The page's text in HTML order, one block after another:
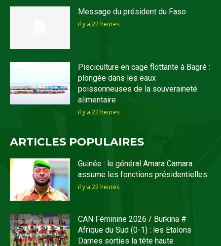
Message du président du Faso
il y'a 22 heures
Pisciculture en cage flottante à Bagré :
plongée dans les eaux
poissonneuses de la souveraineté
alimentaire
il y'a 22 heures
ARTICLES POPULAIRES
Guinée : le général Amara Camara
assume les fonctions présidentielles
il y'a 22 heures
CAN Féminine 2026 / Burkina #
Afrique du Sud (0-1) : les Etalons
Dames sorties la tête haute